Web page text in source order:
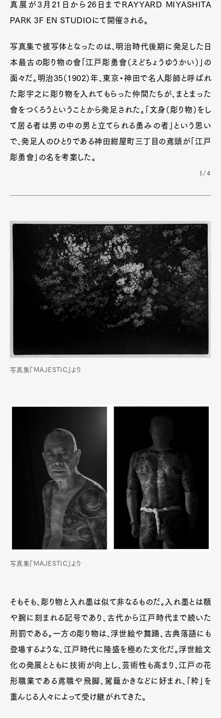
真展が3月21日から26日までRAYYARD MIYASHITA
PARK 3F EN STUDIOにて開催される。
写真集で被写体となったのは、明治時代後期に発足した日
本最古の彫り物の會「江戸彫勇會（えどちょうゆうかい）」の
面々だ。明治35（1902）年、東京・神田で名人彫師と呼ばれ
た彫宇之に彫り物を入れてもらった仲間たちが、まとまった
會をつくろうということから発足された。「文身（彫り物）をし
て居る者は男の中の男と立てられる勇みの者」という思い
で、発足人のひとりである神田紺屋町三丁目の鳶頭が「江戸
彫勇會」の名を考案した。
1/4
写真集『MAJESTIC』より
写真集『MAJESTIC』より
そもそも、彫り物と入れ墨は似て非なるものだ。入れ墨とは額
や腕に刻まれる記号であり、古代から江戸時代まで続いた
刑罰である。一方の彫り物は、浮世絵や舞踊、古典落語にも
登場するような、江戸時代に隆盛を極めた文化だ。浮世絵文
化の発展とともに技術が向上し、芸術性も高まり、江戸の花
形職業である鳶職や飛脚、駕籠かきなどに好まれ、「粋」を
重んじる人々によって受け継がれてきた。